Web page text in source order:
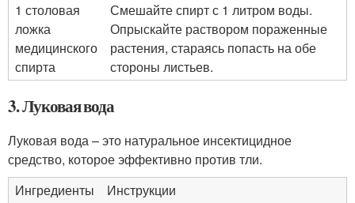
1 столовая
ложка
медицинского
спирта
Смешайте спирт с 1 литром воды.
Опрыскайте раствором пораженные
растения, стараясь попасть на обе
стороны листьев.
3. Луковая вода
Луковая вода – это натуральное инсектицидное
средство, которое эффективно против тли.
Ингредиенты
Инструкции